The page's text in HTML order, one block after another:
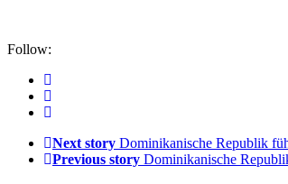
Follow:
Next story Dominikanische Republik
Previous story Dominikanische